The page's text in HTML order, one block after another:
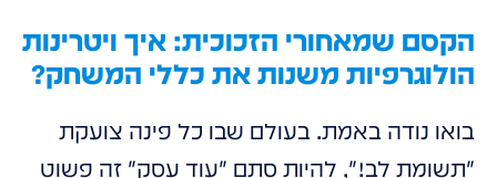
הקסם שמאחורי הזכוכית: איך ויטרינות
הולוגרפיות משנות את כללי המשחק?
בואו נודה באמת. בעולם שבו כל פינה צועקת
"תשומת לב!", להיות סתם "עוד עסק" זה פשוט